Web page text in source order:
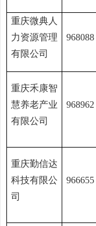
重庆微典人
力资源管理
有限公司
968088
重庆禾康智
慧养老产业
有限公司
968962
重庆勤信达
科技有限公
司
966655